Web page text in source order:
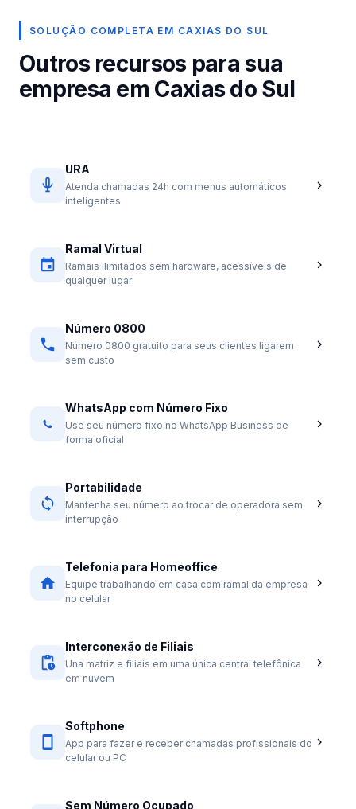
SOLUÇÃO COMPLETA EM CAXIAS DO SUL
Outros recursos para sua
empresa em Caxias do Sul
URA
Atenda chamadas 24h com menus automáticos
inteligentes
Ramal Virtual
Ramais ilimitados sem hardware, acessíveis de
qualquer lugar
Número 0800
Número 0800 gratuito para seus clientes ligarem
sem custo
WhatsApp com Número Fixo
Use seu número fixo no WhatsApp Business de
forma oficial
Portabilidade
Mantenha seu número ao trocar de operadora sem
interrupção
Telefonia para Homeoffice
Equipe trabalhando em casa com ramal da empresa
no celular
Interconexão de Filiais
Una matriz e filiais em uma única central telefônica
em nuvem
Softphone
App para fazer e receber chamadas profissionais do
celular ou PC
Sem Número Ocupado